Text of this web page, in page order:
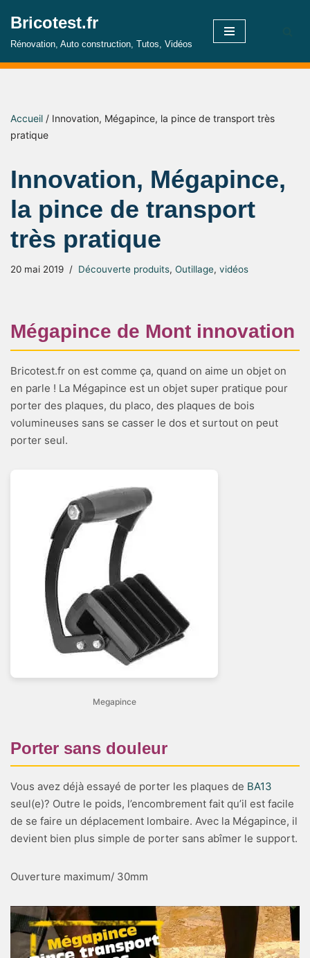
Aller
contenu
Bricotest.fr
Rénovation, Auto construction, Tutos, Vidéos
Accueil / Innovation, Mégapince, la pince de transport très
pratique
Innovation, Mégapince,
la pince de transport
très pratique
20 mai 2019 Découverte produits, Outillage, vidéos
Mégapince de Mont innovation
Bricotest.fr on est comme ça, quand on aime un objet on
en parle ! La Mégapince est un objet super pratique pour
porter des plaques, du placo, des plaques de bois
volumineuses sans se casser le dos et surtout on peut
porter seul.
Megapince
Porter sans douleur
Vous avez déjà essayé de porter les plaques de BA13
seul(e)? Outre le poids, l’encombrement fait qu’il est facile
de se faire un déplacement lombaire. Avec la Mégapince, il
devient bien plus simple de porter sans abîmer le support.
Ouverture maximum/ 30mm